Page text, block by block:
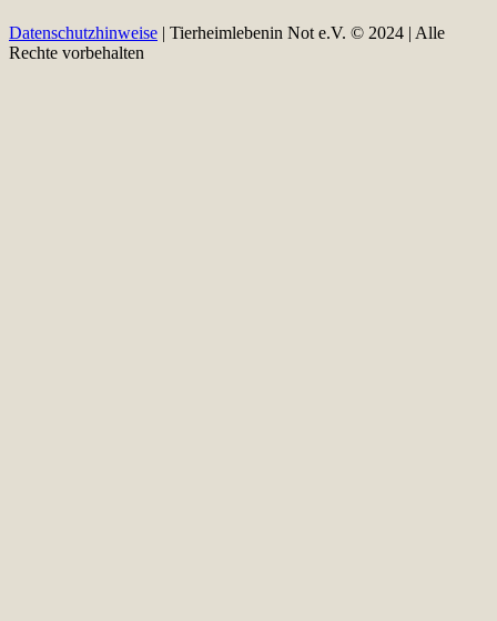
Datenschutzhinweise | Tierheimlebenin Not e.V. © 2024 | Alle
Rechte vorbehalten